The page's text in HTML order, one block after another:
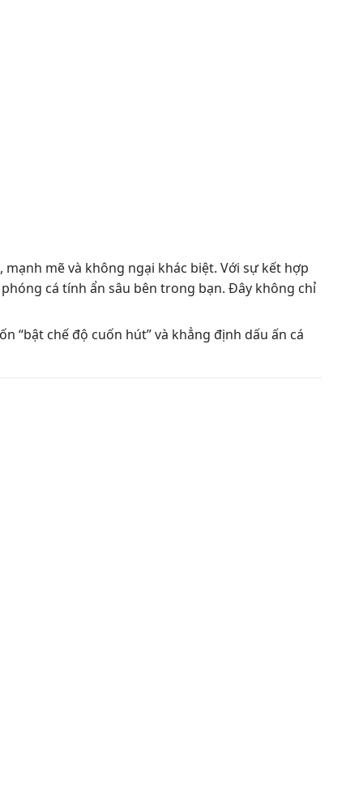
mẽ và không ngại khác biệt. Với sự kết hợp
cá tính ẩn sâu bên trong bạn. Đây không chỉ
“bật chế độ cuốn hút” và khẳng định dấu ấn cá